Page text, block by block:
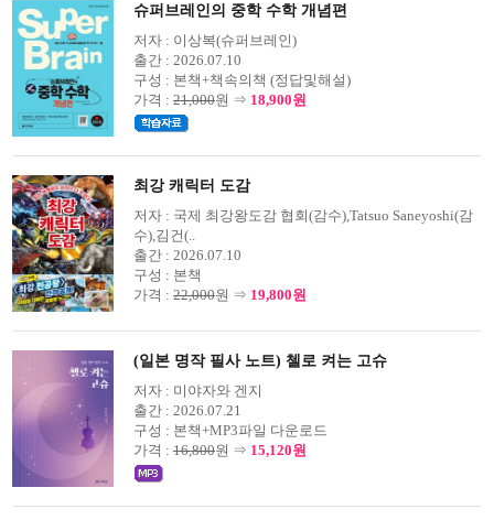
슈퍼브레인의 중학 수학 개념편
저자 : 이상복(슈퍼브레인)
출간 : 2026.07.10
구성 : 본책+책속의책 (정답및해설)
가격 : 21,000원 ⇒ 18,900원
최강 캐릭터 도감
저자 : 국제 최강왕도감 협회(감수),Tatsuo Saneyoshi(감
수),김건(..
출간 : 2026.07.10
구성 : 본책
가격 : 22,000원 ⇒ 19,800원
(일본 명작 필사 노트) 첼로 켜는 고슈
저자 : 미야자와 겐지
출간 : 2026.07.21
구성 : 본책+MP3파일 다운로드
가격 : 16,800원 ⇒ 15,120원